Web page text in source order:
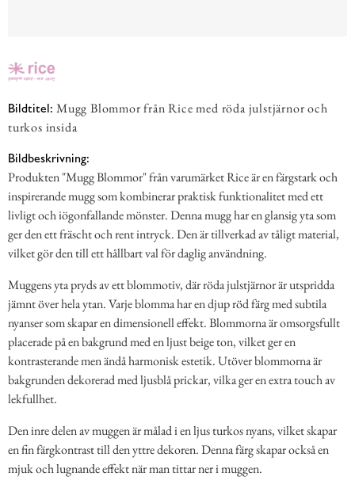
Bildtitel: Mugg Blommor från Rice med röda julstjärnor och
turkos insida
Bildbeskrivning:
Produkten "Mugg Blommor" från varumärket Rice är en färgstark och
inspirerande mugg som kombinerar praktisk funktionalitet med ett
livligt och iögonfallande mönster. Denna mugg har en glansig yta som
ger den ett fräscht och rent intryck. Den är tillverkad av tåligt material,
vilket gör den till ett hållbart val för daglig användning.
Muggens yta pryds av ett blommotiv, där röda julstjärnor är utspridda
jämnt över hela ytan. Varje blomma har en djup röd färg med subtila
nyanser som skapar en dimensionell effekt. Blommorna är omsorgsfullt
placerade på en bakgrund med en ljust beige ton, vilket ger en
kontrasterande men ändå harmonisk estetik. Utöver blommorna är
bakgrunden dekorerad med ljusblå prickar, vilka ger en extra touch av
lekfullhet.
Den inre delen av muggen är målad i en ljus turkos nyans, vilket skapar
en fin färgkontrast till den yttre dekoren. Denna färg skapar också en
mjuk och lugnande effekt när man tittar ner i muggen.